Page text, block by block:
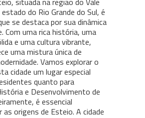
do Rio Grande do Sul, é
se destaca por sua dinâmica
Com uma rica história, uma
e uma cultura vibrante,
uma mistura única de
Vamos explorar o
cidade um lugar especial
quanto para
e Desenvolvimento de
é essencial
as origens de Esteio. A cidade